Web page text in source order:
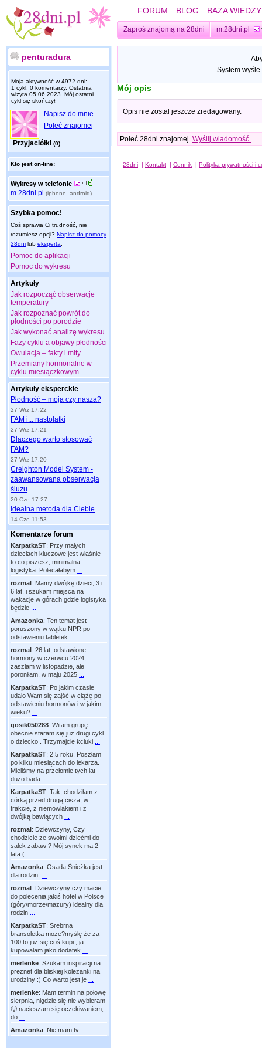
FORUM BLOG BAZA WIEDZY
Zaproś znajomą na 28dni m.28dni.pl
penturadura
Moja aktywność w 4972 dni:
1 cykl, 0 komentarzy. Ostatnia
wizyta 05.06.2023 . Mój ostatni
cykl się skończył.
Napisz do mnie
Poleć znajomej
Przyjaciółki (0)
Kto jest on-line:
Wykresy w telefonie
m.28dni.pl (iphone, android)
Szybka pomoc!
Coś sprawia Ci trudność, nie
rozumiesz opcji? Napisz do pomocy
28dni lub eksperta
Pomoc do aplikacji
Pomoc do wykresu
Artykuły
Jak rozpocząć obserwacje
temperatury
Jak rozpoznać powrót do
płodności po porodzie
Jak wykonać analizę wykresu
Fazy cyklu a objawy płodności
Owulacja – fakty i mity
Przemiany hormonalne w
cyklu miesiączkowym
Artykuły eksperckie
Płodność – moja czy nasza?
27 Wrz 17:22
FAM i... nastolatki
27 Wrz 17:21
Dlaczego warto stosować
FAM?
27 Wrz 17:20
Creighton Model System -
zaawansowana obserwacja
śluzu
20 Cze 17:27
Idealna metoda dla Ciebie
14 Cze 11:53
Komentarze forum
KarpatkaST: Przy małych
dzieciach kluczowe jest właśnie
to co piszesz, minimalna
logistyka. Polecałabym
rozmal: Mamy dwójkę dzieci, 3 i
6 lat, i szukam miejsca na
wakacje w górach gdzie logistyka
będzie
Amazonka: Ten temat jest
poruszony w wątku NPR po
odstawieniu tabletek.
rozmal: 26 lat, odstawione
hormony w czerwcu 2024,
zaszłam w listopadzie, ale
poroniłam, w maju 2025
KarpatkaST: Po jakim czasie
udało Wam się zajść w ciążę po
odstawieniu hormonów i w jakim
wieku?
gosik050288: Witam grupę
obecnie staram się już drugi cykl
o dziecko . Trzymajcie kciuki
KarpatkaST: 2,5 roku. Poszłam
po kilku miesiącach do lekarza.
Mieliśmy na przełomie tych lat
dużo bada
KarpatkaST: Tak, chodziłam z
córką przed drugą cisza, w
trakcie, z niemowlakiem i z
dwójką bawiących
rozmal: Dziewczyny, Czy
chodzicie ze swoimi dziećmi do
salek zabaw ? Mój synek ma 2
lata (
Amazonka: Osada Śnieżka jest
dla rodzin.
rozmal: Dziewczyny czy macie
do polecenia jakiś hotel w Polsce
(góry/morze/mazury) idealny dla
rodzin
KarpatkaST: Srebrna
bransoletka moze?myślę że za
100 to już się coś kupi , ja
kupowałam jako dodatek
merlenke: Szukam inspiracji na
preznet dla bliskiej koleżanki na
urodziny :) Co warto jest je
merlenke: Mam termin na połowę
sierpnia, nigdzie się nie wybieram
🙂 nacieszam się oczekiwaniem,
do
Amazonka: Nie mam tv.
System
Mój opis
Opis nie został jeszcze zredagowany.
Poleć 28dni znajomej. Wyślij wiadomość.
28dni | Kontakt | Cennik | Polityka prywatności i